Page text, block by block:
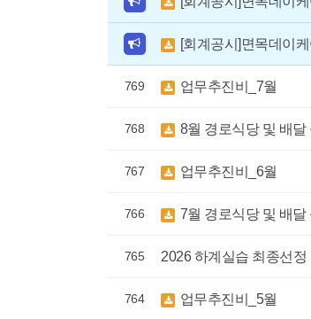
[회계공시]면목데이
769 업무추진비_7월
768 8월 경로식당 및 배달
767 업무추진비_6월
766 7월 경로식당 및 배달
765 2026 하계실습 최종선
764 업무추진비_5월